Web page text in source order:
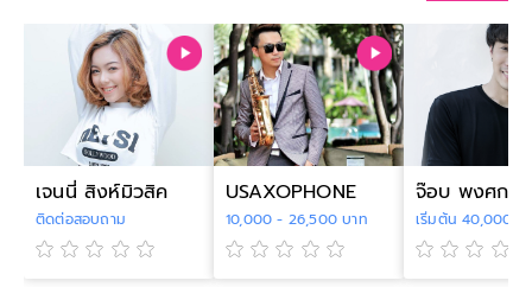
เจนนี่ สิงห์มิวสิค
ติดต่อสอบถาม
USAXOPHONE
10,000 - 26,500 บาท
จ๊อบ พงศกร
เริ่มต้น 40,000 บ